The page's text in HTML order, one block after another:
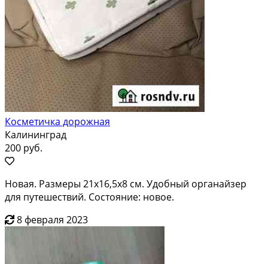
Косметичка дорожная
Калининград
200 руб.
Новая. Размеры 21х16,5х8 см. Удобный органайзер
для путешествий. Состояние: новое.
8 февраля 2023